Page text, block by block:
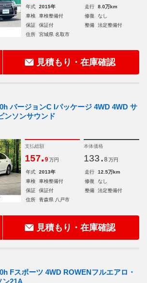
年式 2015年 走行
8.0万km
車検
車検整備付 修復
なし
保証
保証付 整備
法定整備付
住所
宮城県 名取市
見積もり・在庫確認
バージョンC Iパッケージ 4WD 4WD サ
ンソンサウンド
支払総額
157.9 万円
本体価格
133. 8 万円
年式 2013年 走行
12.5万km
車検
車検整備付 修復
なし
保証
保証付 整備
法定整備付
住所
青森県 八戸市
見積もり・在庫確認
Fスポーツ 4WD ROWENフルエアロ・